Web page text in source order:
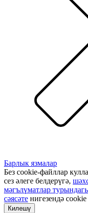
Барлык язмалар
Без cookie-файллар
сез әлеге белдерүгә,
мәгълүматлар
сәясәте нигезендә
Килешү